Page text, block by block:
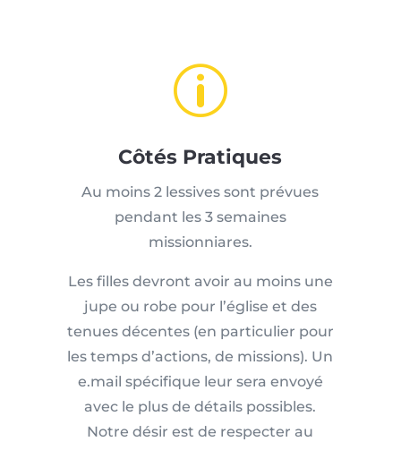
p
Côtés Pratiques
Au moins 2 lessives sont prévues
pendant les 3 semaines
missionniares.
Les filles devront avoir au moins une
jupe ou robe pour l’église et des
tenues décentes (en particulier pour
les temps d’actions, de missions). Un
e.mail spécifique leur sera envoyé
avec le plus de détails possibles.
Notre désir est de respecter au